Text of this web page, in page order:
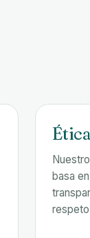
basa